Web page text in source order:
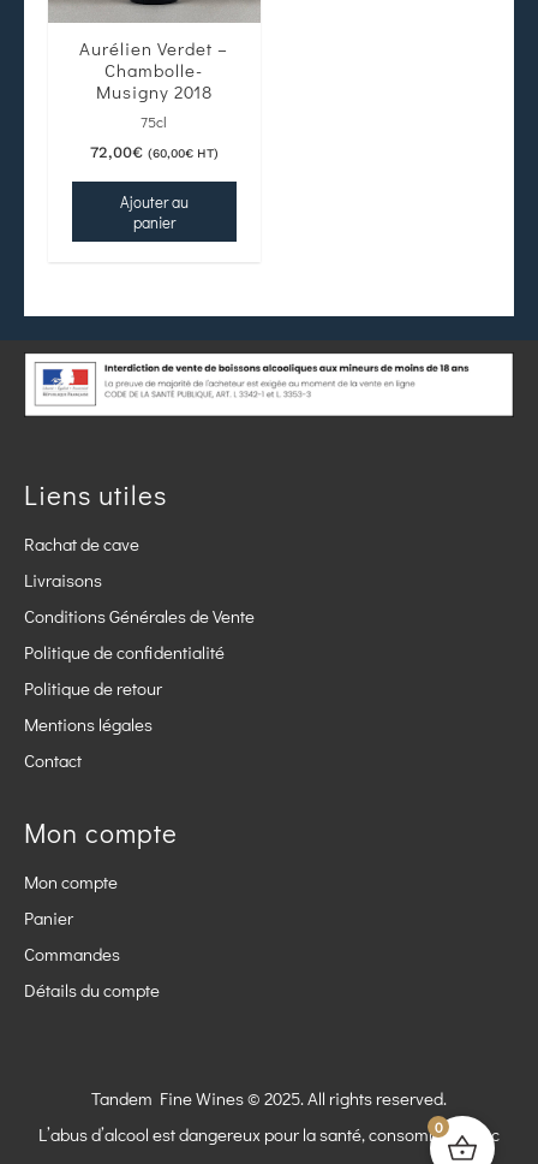
Aurélien Verdet –
Chambolle-
Musigny 2018
75cl
72,00€ (60,00€HT)
Ajouter au
panier
Liens utiles
Rachat de cave
Livraisons
Conditions Générales de Vente
Politique de confidentialité
Politique de retour
Mentions légales
Contact
Mon compte
Mon compte
Panier
Commandes
Détails du compte
Tandem Fine Wines © 2025. All rights reserved.
L’abus d’alcool est dangereux pour la santé, consommez avec
0